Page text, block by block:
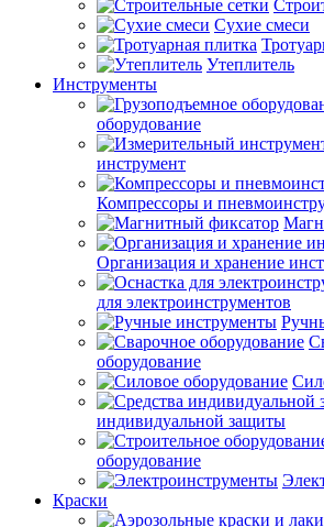
Сухие смеси
Утеплитель
Инструменты
оборудование
инструмент
Компрессоры и
Организация и хранение
для электроинструментов
оборудование
индивидуальной защиты
оборудование
Краски